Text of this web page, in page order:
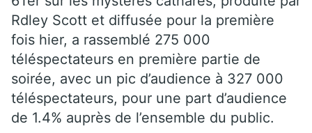
Rdley Scott et diffusée pour la première
fois hier, a rassemblé 275 000
téléspectateurs en première partie de
soirée, avec un pic d’audience à 327 000
téléspectateurs, pour une part d’audience
de 1.4% auprès de l’ensemble du public.